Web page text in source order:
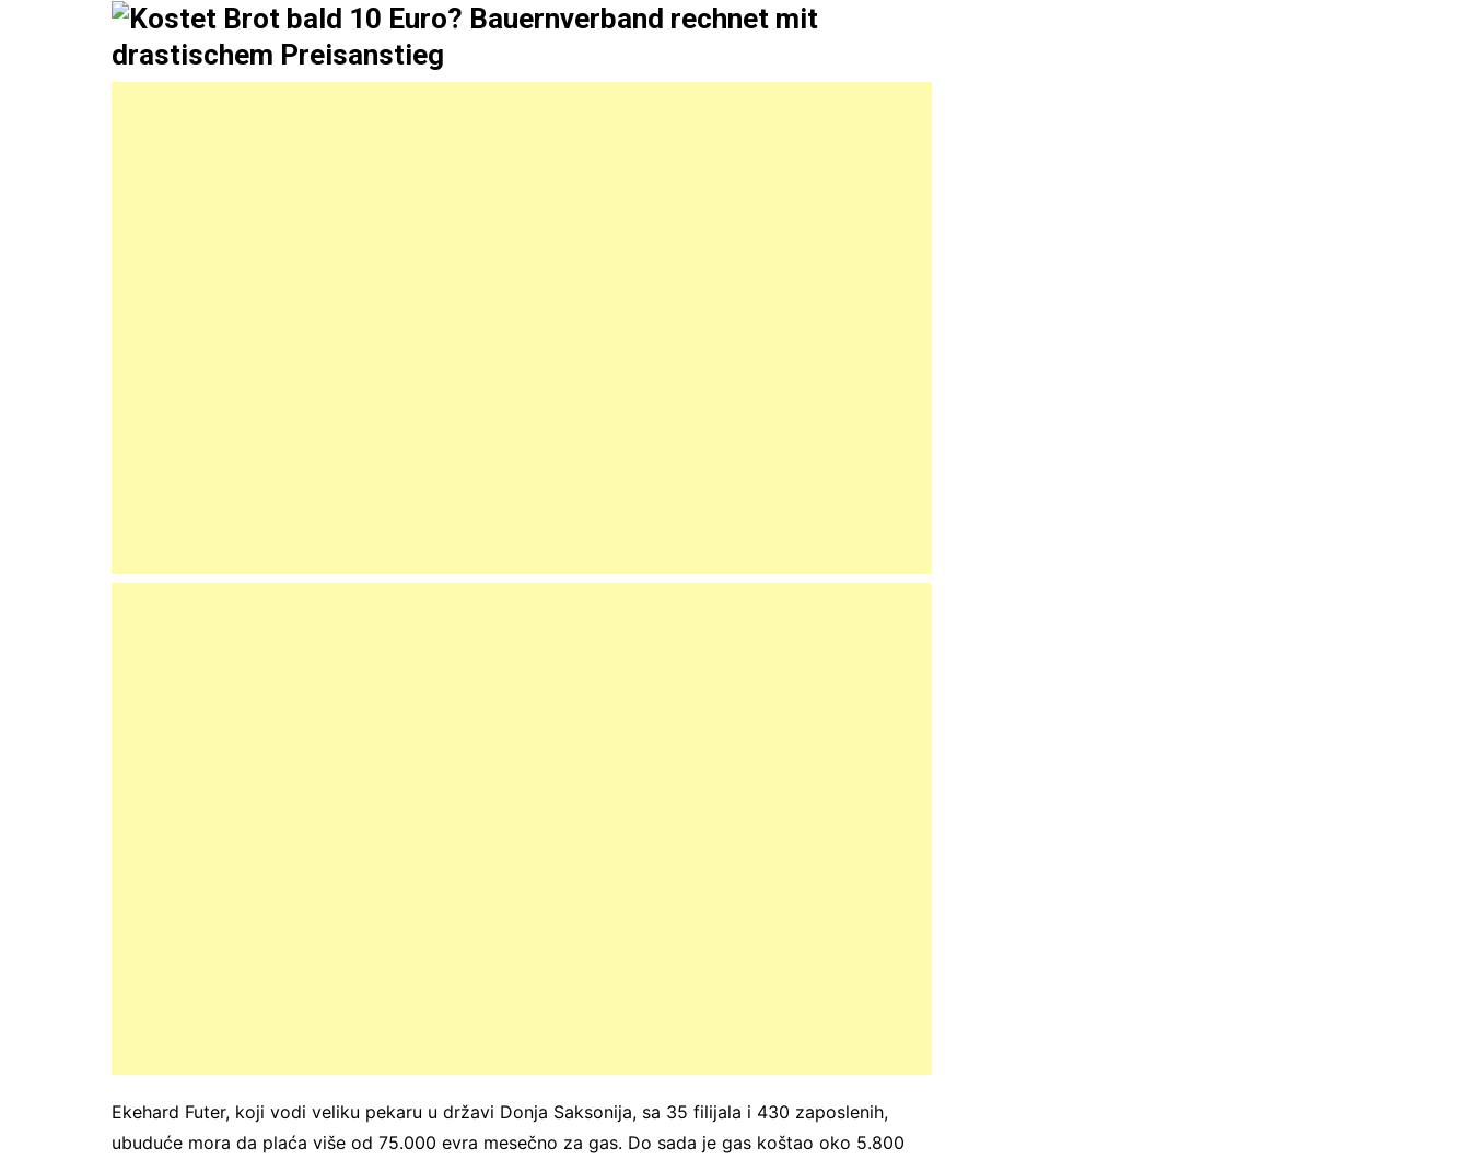
Ekehard Futer, koji vodi veliku pekaru u državi Donja Saksonija, sa 35 filijala i 430 zaposlenih,
ubuduće mora da plaća više od 75.000 evra mesečno za gas. Do sada je gas koštao oko 5.800